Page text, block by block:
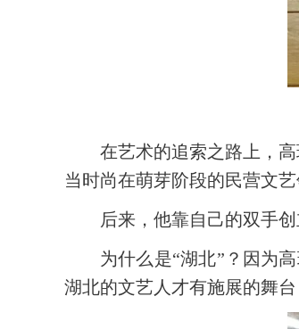
在艺术的追索之路上，
当时尚在萌芽阶段的民营文
后来，他靠自己的双手
为什么是“湖北”？因为
湖北的文艺人才有施展的舞